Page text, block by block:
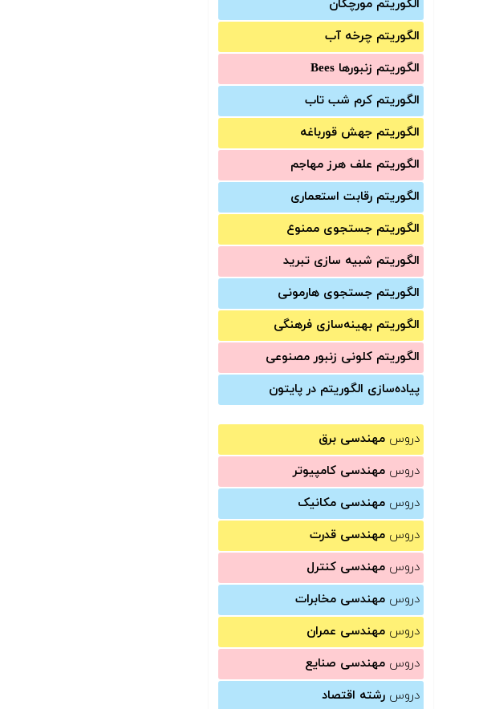
الگوریتم مورچگان
الگوریتم چرخه آب
الگوریتم زنبورها Bees
الگوریتم کرم شب تاب
الگوریتم جهش قورباغه
الگوریتم علف هرز مهاجم
الگوریتم رقابت استعماری
الگوریتم جستجوی ممنوع
الگوریتم شبیه سازی تبرید
الگوریتم جستجوی هارمونی
الگوریتم بهینه‌سازی فرهنگی
الگوریتم کلونی زنبور مصنوعی
پیاده‌سازی الگوریتم در پایتون
دروس مهندسی برق
دروس مهندسی کامپیوتر
دروس مهندسی مکانیک
دروس مهندسی قدرت
دروس مهندسی کنترل
دروس مهندسی مخابرات
دروس مهندسی عمران
دروس مهندسی صنایع
دروس رشته اقتصاد